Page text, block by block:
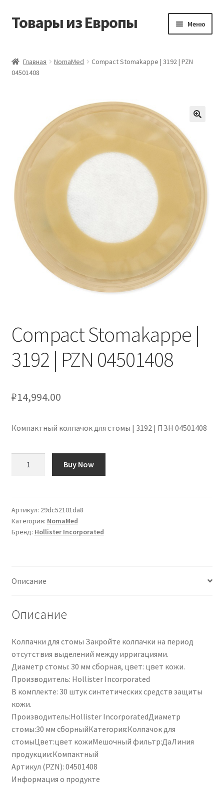
Перейти
Перейти
Товары из Европы Меню
Виды доставки
Заказать товары из Европы
Контакты
Корзина
Мой аккаунт
Оставить отзыв
Оформление заказа
Подтверждение заказа
Главная NomaMed
Compact Stomakappe | 3192 | PZN
04501408
Compact Stomakappe |
3192 | PZN 04501408
₽14,994.00
Компактный колпачок для стомы | 3192 | ПЗН 04501408
|
3192
|
Buy Now
Артикул: 29dc52101da8
Категория: NomaMed
Бренд: Hollister Incorporated
Описание
Описание
Колпачки для стомы Закройте колпачки на период
отсутствия выделений между ирригациями.
Диаметр стомы: 30 мм сборная, цвет: цвет кожи.
Производитель: Hollister Incorporated
В комплекте: 30 штук синтетических средств защиты
кожи.
Производитель:Hollister IncorporatedДиаметр
стомы:30 мм сборныйКатегория:Колпачок для
стомыЦвет:цвет кожиМешочный фильтр:ДаЛиния
продукции:Компактный
Артикул (PZN): 04501408
Информация о продукте